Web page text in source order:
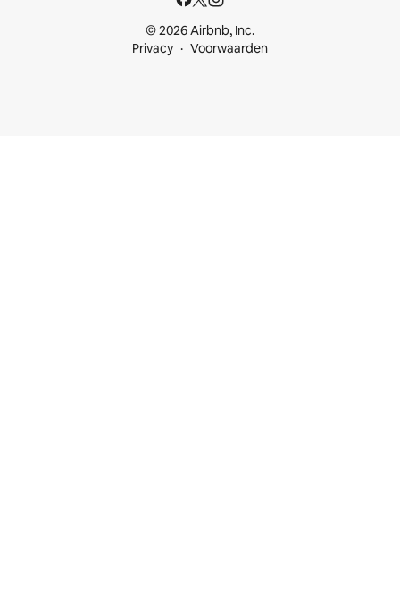
© 2026 Airbnb, Inc.
Privacy
Voorwaarden